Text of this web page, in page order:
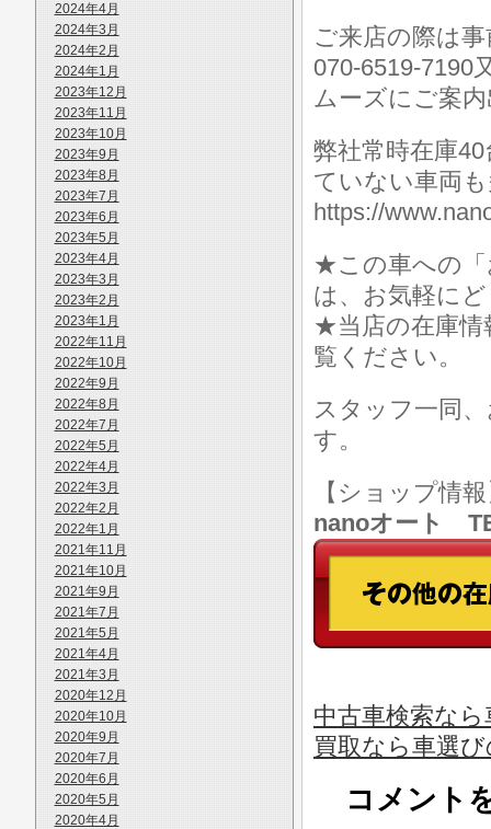
2024年4月
2024年3月
2024年2月
2024年1月
2023年12月
2023年11月
2023年10月
2023年9月
2023年8月
2023年7月
2023年6月
2023年5月
2023年4月
2023年3月
2023年2月
2023年1月
2022年11月
2022年10月
2022年9月
2022年8月
2022年7月
2022年5月
2022年4月
2022年3月
2022年2月
2022年1月
2021年11月
2021年10月
2021年9月
2021年7月
2021年5月
2021年4月
2021年3月
2020年12月
2020年10月
2020年9月
2020年7月
2020年6月
2020年5月
2020年4月
ご来店の際は
070-6519-7190
ムーズにご案
弊社常時在庫
ていない車両
https://
★この車への「
は、お気軽に
★当店の在庫情
覧ください。
スタッフ一同
す。
【ショップ情
nanoオート
中古車検索な
買取なら車選
コメント